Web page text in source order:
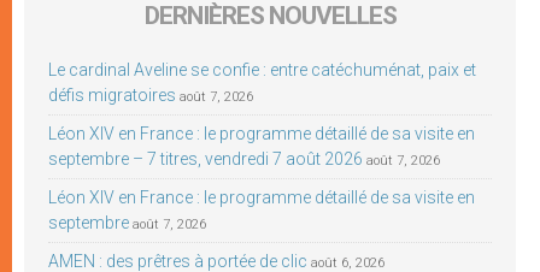
DERNIÈRES NOUVELLES
Le cardinal Aveline se confie : entre catéchuménat, paix et
défis migratoires août 7, 2026
Léon XIV en France : le programme détaillé de sa visite en
septembre – 7 titres, vendredi 7 août 2026 août 7, 2026
Léon XIV en France : le programme détaillé de sa visite en
septembre août 7, 2026
AMEN : des prêtres à portée de clic août 6, 2026